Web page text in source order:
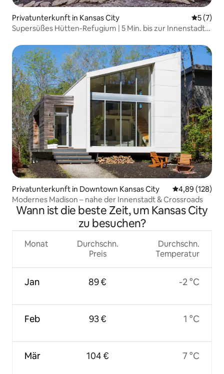
Privatunterkunft in Kansas City
5 (7)
Supersüßes Hütten-Refugium | 5 Min. bis zur Innenstadt
Privatunterkunft in Downtown Kansas City
4,89 (128)
Modernes Madison – nahe der Innenstadt & Crossroads
Wann ist die beste Zeit, um Kansas City
zu besuchen?
Monat
Jan
Feb
Mär
Durchschn.
Preis
89 €
93 €
104 €
Durchschn.
Temperatur
-2 °C
1 °C
7 °C